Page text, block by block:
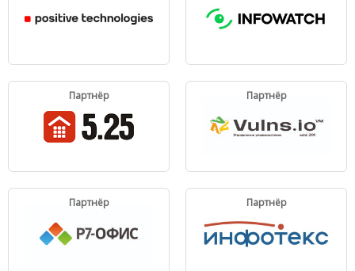
Партнёр Партнёр
Партнёр Партнёр